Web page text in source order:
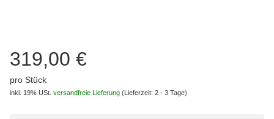
319,00 €
pro Stück
inkl. 19% USt. versandfreie Lieferung (Lieferzeit: 2 - 3 Tage)